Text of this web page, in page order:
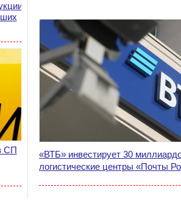
СП
«ВТБ» инвестирует 30
логистические центры «Почты